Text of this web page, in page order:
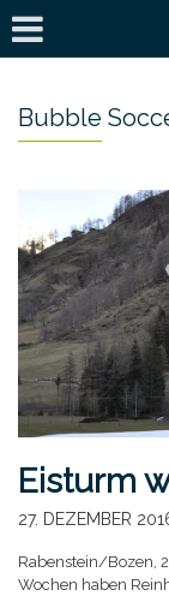
Bubble
Eisturm
27. DEZEMBER
Rabenstein/Bozen,
Wochen haben